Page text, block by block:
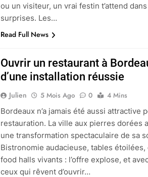
ou un visiteur, un vrai festin t’attend
surprises. Les…
Read Full News
Ouvrir un restaurant à
d’une installation réussie
Julien 5 Mois Ago 0
4 Mins
Bordeaux n’a jamais été aussi attractive
restauration. La ville aux pierres dorées
une transformation spectaculaire de sa
Bistronomie audacieuse, tables
food halls vivants : l’offre explose, et
ceux qui rêvent d’ouvrir…